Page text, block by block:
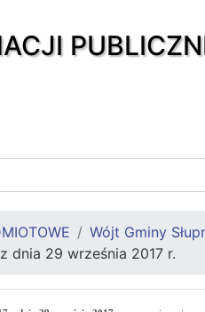
Wójt Gminy
dnia 29 września 2017 r.